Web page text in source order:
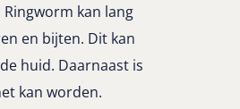
kan lang
en bijten. Dit kan
huid. Daarnaast is
kan worden.